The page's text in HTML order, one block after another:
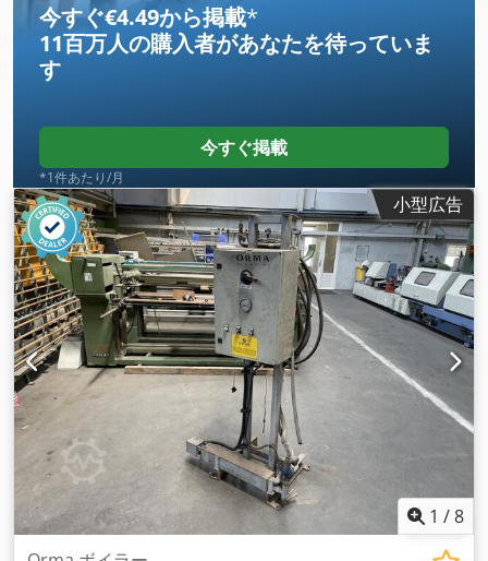
今すぐ€4.49から掲載*
11百万人の購入者があなたを待っていま
す
今すぐ掲載
*1件あたり/月
小型広告
1 /8